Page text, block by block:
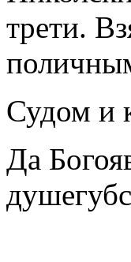
трети.
Судом и
Да